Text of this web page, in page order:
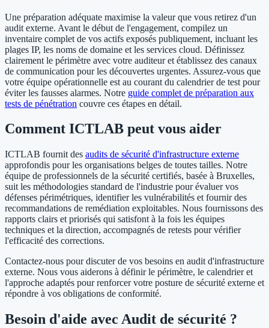
Une préparation adéquate maximise la valeur que vous retirez d'un
audit externe. Avant le début de l'engagement, compilez un
inventaire complet de vos actifs exposés publiquement, incluant les
plages IP, les noms de domaine et les services cloud. Définissez
clairement le périmètre avec votre auditeur et établissez des canaux
de communication pour les découvertes urgentes. Assurez-vous que
votre équipe opérationnelle est au courant du calendrier de test pour
éviter les fausses alarmes. Notre guide complet de préparation aux
tests de pénétration couvre ces étapes en détail.
Comment ICTLAB peut vous aider
ICTLAB fournit des audits de sécurité d'infrastructure externe
approfondis pour les organisations belges de toutes tailles. Notre
équipe de professionnels de la sécurité certifiés, basée à Bruxelles,
suit les méthodologies standard de l'industrie pour évaluer vos
défenses périmétriques, identifier les vulnérabilités et fournir des
recommandations de remédiation exploitables. Nous fournissons des
rapports clairs et priorisés qui satisfont à la fois les équipes
techniques et la direction, accompagnés de retests pour vérifier
l'efficacité des corrections.
Contactez-nous pour discuter de vos besoins en audit d'infrastructure
externe. Nous vous aiderons à définir le périmètre, le calendrier et
l'approche adaptés pour renforcer votre posture de sécurité externe et
répondre à vos obligations de conformité.
Besoin d'aide avec Audit de sécurité ?